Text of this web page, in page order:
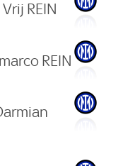
REIN
REIN